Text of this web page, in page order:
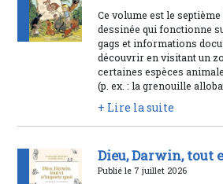
Ce volume est le septième
dessinée qui fonctionne
gags et informations
découvrir en visitant un
certaines espèces
(p. ex. : la grenouille
+ Lire la suite
Dieu, Darwin, tout
Publié le 7 juillet 2026